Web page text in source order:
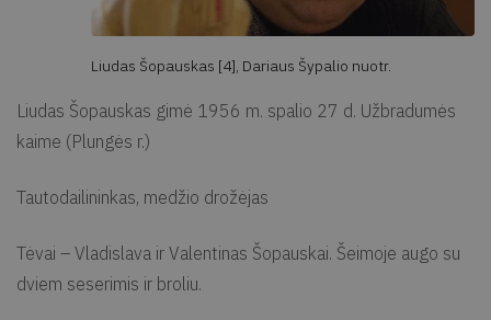
Liudas Šopauskas [4], Dariaus Šypalio nuotr.
Liudas Šopauskas gimė 1956 m. spalio 27 d. Užbradumės
kaime (Plungės r.)
Tautodailininkas, medžio drožėjas
Tėvai – Vladislava ir Valentinas Šopauskai. Šeimoje augo su
dviem seserimis ir broliu.